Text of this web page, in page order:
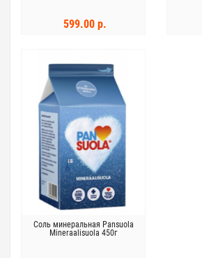
599.00 р.
Соль минеральная Pansuola
Mineraalisuola 450г